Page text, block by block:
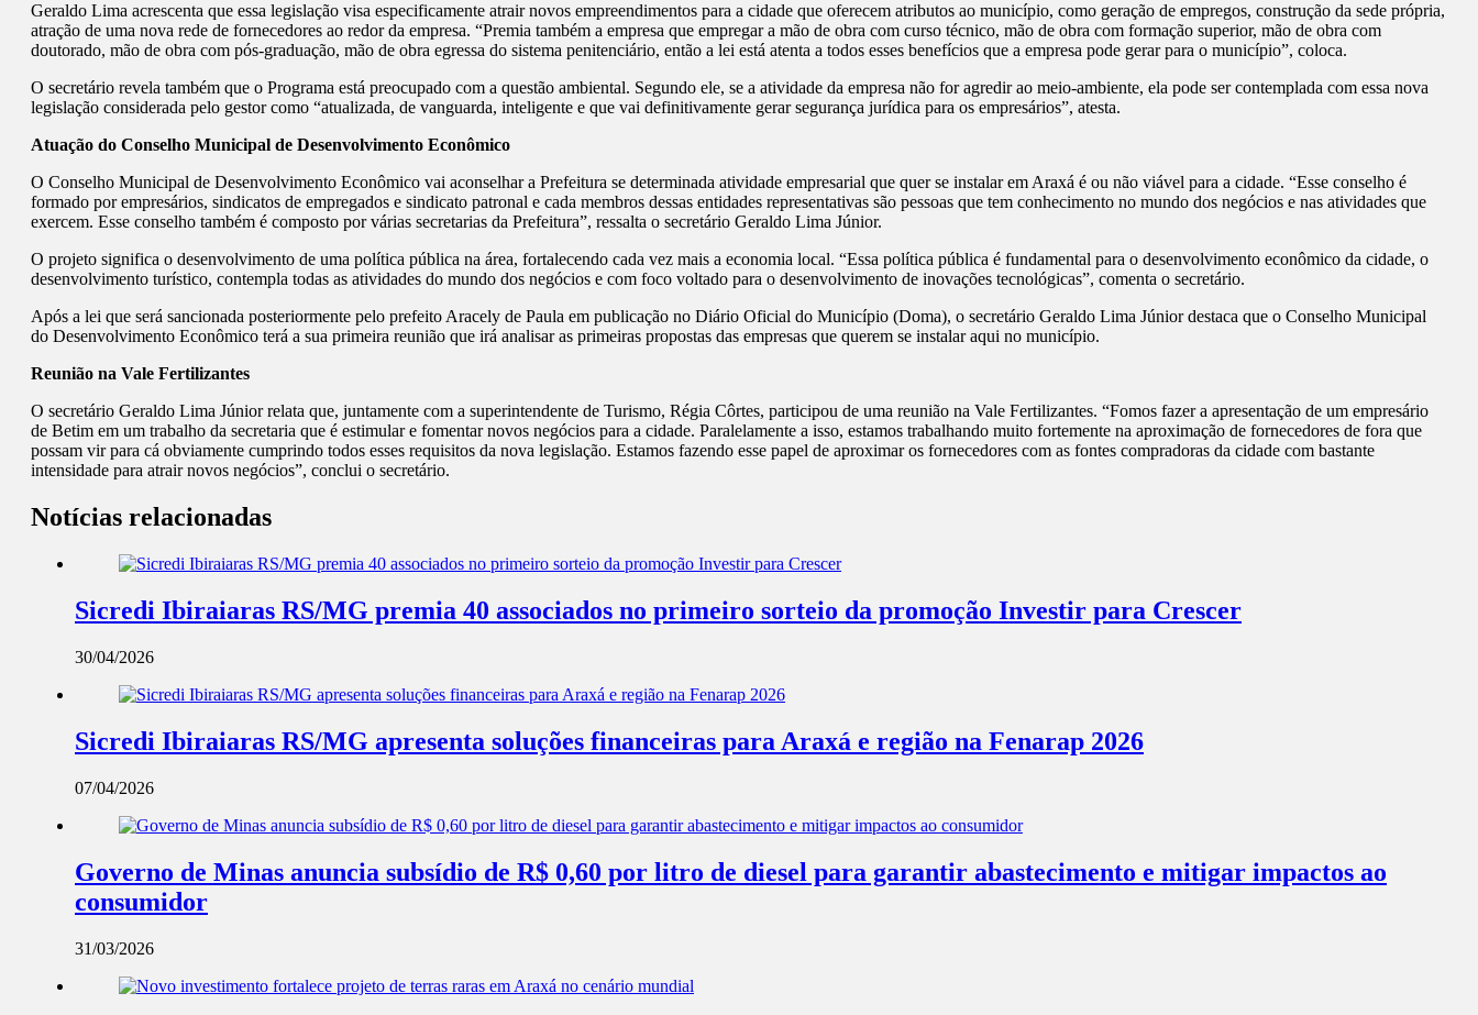
Geraldo Lima acrescenta que essa legislação visa especificamente atrair novos empreendimentos para a cidade que oferecem atributos ao município, como geração de empregos, construção da sede própria,
atração de uma nova rede de fornecedores ao redor da empresa. “Premia também a empresa que empregar a mão de obra com curso técnico, mão de obra com formação superior, mão de obra com
doutorado, mão de obra com pós-graduação, mão de obra egressa do sistema penitenciário, então a lei está atenta a todos esses benefícios que a empresa pode gerar para o município”, coloca.
O secretário revela também que o Programa está preocupado com a questão ambiental. Segundo ele, se a atividade da empresa não for agredir ao meio-ambiente, ela pode ser contemplada com essa nova
legislação considerada pelo gestor como “atualizada, de vanguarda, inteligente e que vai definitivamente gerar segurança jurídica para os empresários”, atesta.
Atuação do Conselho Municipal de Desenvolvimento Econômico
O Conselho Municipal de Desenvolvimento Econômico vai aconselhar a Prefeitura se determinada atividade empresarial que quer se instalar em Araxá é ou não viável para a cidade. “Esse conselho é
formado por empresários, sindicatos de empregados e sindicato patronal e cada membros dessas entidades representativas são pessoas que tem conhecimento no mundo dos negócios e nas atividades que
exercem. Esse conselho também é composto por várias secretarias da Prefeitura”, ressalta o secretário Geraldo Lima Júnior.
O projeto significa o desenvolvimento de uma política pública na área, fortalecendo cada vez mais a economia local. “Essa política pública é fundamental para o desenvolvimento econômico da cidade, o
desenvolvimento turístico, contempla todas as atividades do mundo dos negócios e com foco voltado para o desenvolvimento de inovações tecnológicas”, comenta o secretário.
Após a lei que será sancionada posteriormente pelo prefeito Aracely de Paula em publicação no Diário Oficial do Município (Doma), o secretário Geraldo Lima Júnior destaca que o Conselho Municipal
do Desenvolvimento Econômico terá a sua primeira reunião que irá analisar as primeiras propostas das empresas que querem se instalar aqui no município.
Reunião na Vale Fertilizantes
O secretário Geraldo Lima Júnior relata que, juntamente com a superintendente de Turismo, Régia Côrtes, participou de uma reunião na Vale Fertilizantes. “Fomos fazer a apresentação de um empresário
de Betim em um trabalho da secretaria que é estimular e fomentar novos negócios para a cidade. Paralelamente a isso, estamos trabalhando muito fortemente na aproximação de fornecedores de fora que
possam vir para cá obviamente cumprindo todos esses requisitos da nova legislação. Estamos fazendo esse papel de aproximar os fornecedores com as fontes compradoras da cidade com bastante
intensidade para atrair novos negócios”, conclui o secretário.
Notícias relacionadas
Sicredi Ibiraiaras RS/MG premia 40 associados no primeiro sorteio da promoção Investir para Crescer
30/04/2026
Sicredi Ibiraiaras RS/MG apresenta soluções financeiras para Araxá e região na Fenarap 2026
07/04/2026
Governo de Minas anuncia subsídio de R$ 0,60 por litro de diesel para garantir abastecimento e mitigar impactos ao
consumidor
31/03/2026